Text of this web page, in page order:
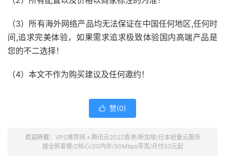
（3）所有海外网络产品均无法保证在中国任何地区,任何时
间,追求完美体验，如果需求追求极致体验国内高端产品是
您的不二选择！
（4）本文不作为购买建议及任何邀约！
 赞(0)
欢迎转载： VPS推荐网 » 腾讯云2022香港/新加坡/日本轻量云服务
器全新套餐/2核心/2G内存/30Mbps带宽/月付32元起